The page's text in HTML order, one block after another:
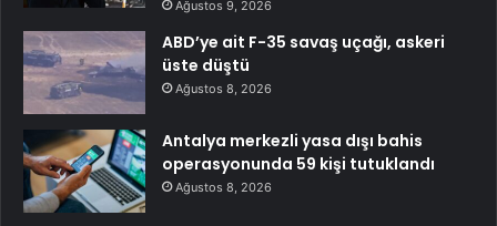
Ağustos 9, 2026
ABD’ye ait F-35 savaş uçağı, askeri
üste düştü
Ağustos 8, 2026
Antalya merkezli yasa dışı bahis
operasyonunda 59 kişi tutuklandı
Ağustos 8, 2026